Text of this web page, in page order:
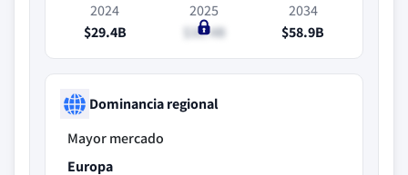
2024
$29.4B
2025
$31.4B
2034
$58.9B
Dominancia regional
Mayor mercado
Europa